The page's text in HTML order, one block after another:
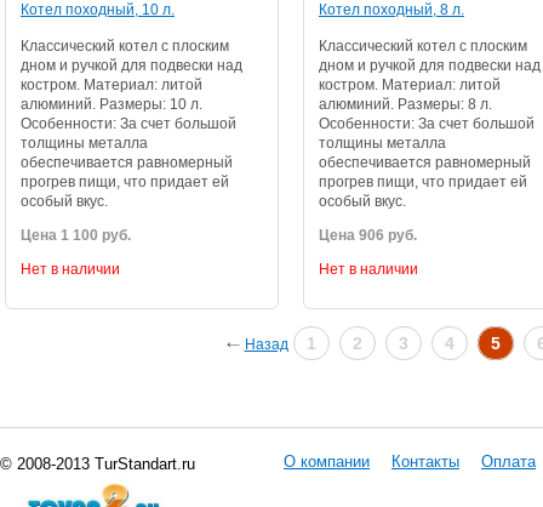
Котел походный, 10 л.
Классический котел с плоским
дном и ручкой для подвески над
костром. Материал: литой
алюминий. Размеры: 10 л.
Особенности: За счет большой
толщины металла
обеспечивается равномерный
прогрев пищи, что придает ей
особый вкус.
Цена 1 100 руб.
Нет в наличии
Котел походный, 8 л.
Классический котел с плоским
дном и ручкой для подвески над
костром. Материал: литой
алюминий. Размеры: 8 л.
Особенности: За счет большой
толщины металла
обеспечивается равномерный
прогрев пищи, что придает ей
особый вкус.
Цена 906 руб.
Нет в наличии
Назад 1 2 3 4 5
© 2008-2013 TurStandart.ru О компании Контакты Оплата